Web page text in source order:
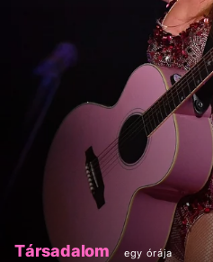
Társadalom egy órája